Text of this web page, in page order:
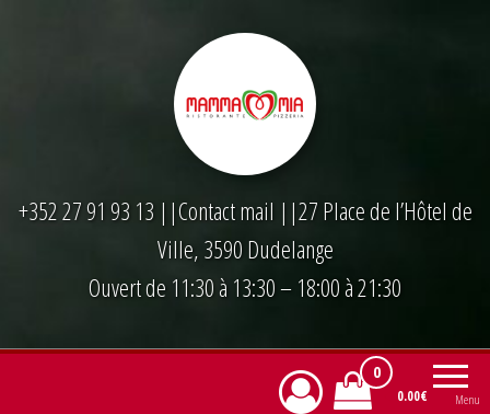
+352 27 91 93 13 ||Contact mail ||27 Place de l’Hôtel de
Ville, 3590 Dudelange
Ouvert de 11:30 à 13:30 – 18:00 à 21:30
Menu
0
0.00€